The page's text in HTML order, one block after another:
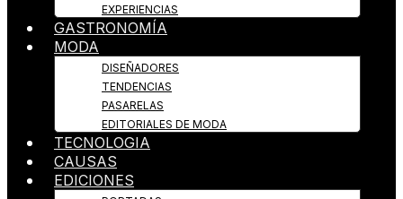
EXPERIENCIAS
GASTRONOMÍA
MODA
DISEÑADORES
TENDENCIAS
PASARELAS
EDITORIALES DE MODA
TECNOLOGIA
CAUSAS
EDICIONES